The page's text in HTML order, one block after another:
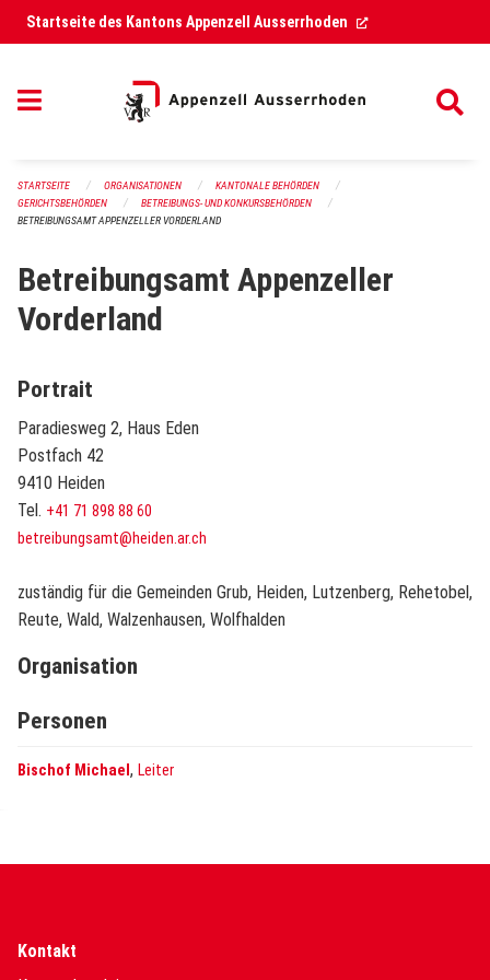
Navigation überspringen
Startseite des Kantons Appenzell Ausserrhoden (External Link)
STARTSEITE ORGANISATIONEN
KANTONALE BEHÖRDEN
GERICHTSBEHÖRDEN
BETREIBUNGS- UND KONKURSBEHÖRDEN
BETREIBUNGSAMT APPENZELLER VORDERLAND
Betreibungsamt Appenzeller
Vorderland
Portrait
Paradiesweg 2, Haus Eden
Postfach 42
9410 Heiden
Tel. +41 71 898 88 60
betreibungsamt@heiden.ar.ch
zuständig für die Gemeinden Grub, Heiden, Lutzenberg, Rehetobel,
Reute, Wald, Walzenhausen, Wolfhalden
Organisation
Personen
Bischof Michael , Leiter
Kontakt